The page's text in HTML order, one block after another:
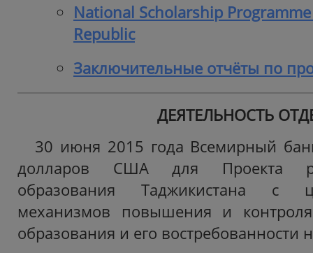
National Scholarship
Republic
Заключительные отчёты по
ДЕЯТЕЛЬНОСТЬ
30 июня 2015 года Всемирный
долларов США для Проекта
образования Таджикистана с
механизмов повышения и
образования и его востребованности